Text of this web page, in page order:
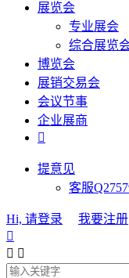
展览会
专业展会
综合展览
博览会
展销交易会
会议节事
企业展商

提意见
客服
Hi, 请登录 我要注册

 